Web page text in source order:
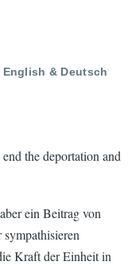
& Deutsch
end the deportation and
ein Beitrag von
Kraft der Einheit in